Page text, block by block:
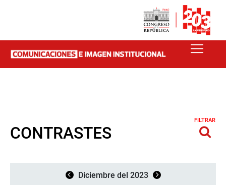
CONTRASTES
FILTRAR
Diciembre del 2023